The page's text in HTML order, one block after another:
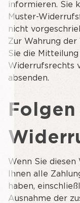
informieren. Sie
Muster-
nicht
Zur Wahrung
Sie die
Widerrufsrechts
absenden.
Wenn Sie
Ihnen alle
haben,
Ausnahme der